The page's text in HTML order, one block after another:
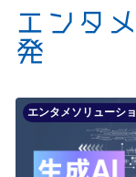
エンタ
発
エンタメソリューシ